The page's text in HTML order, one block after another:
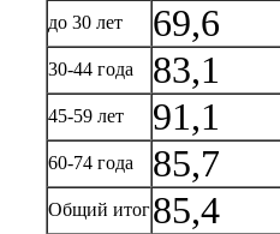
до 30 лет 69,6
30-44 года 83,1
45-59 лет 91,1
60-74 года 85,7
Общий итог85,4